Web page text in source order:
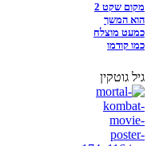
מקום שקט 2
הוא המשך
כמעט מוצלח
כמו קודמו
גיל גוטקין